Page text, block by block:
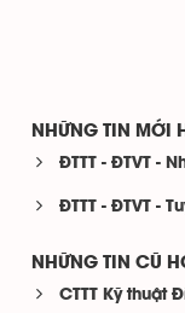
NHỮNG TIN MỚI
ĐTTT - ĐTVT -
ĐTTT - ĐTVT -
NHỮNG TIN CŨ
CTTT Kỹ thuật